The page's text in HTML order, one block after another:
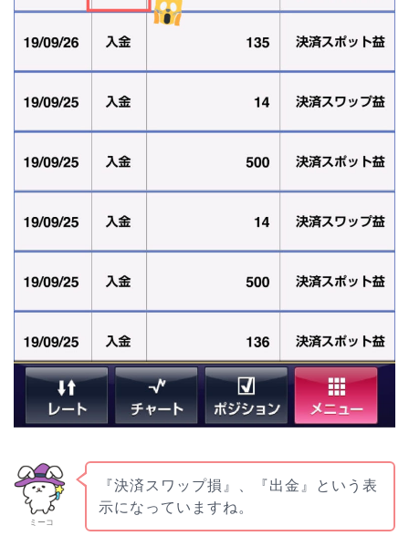
ミーコ
『決済スワップ損』、『出金』という表
示になっていますね。